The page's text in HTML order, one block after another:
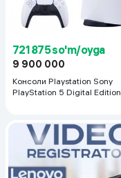
721 875 so'm/oyga
9 900 000
Консоли Playstation Sony
PlayStation 5 Digital Edition,